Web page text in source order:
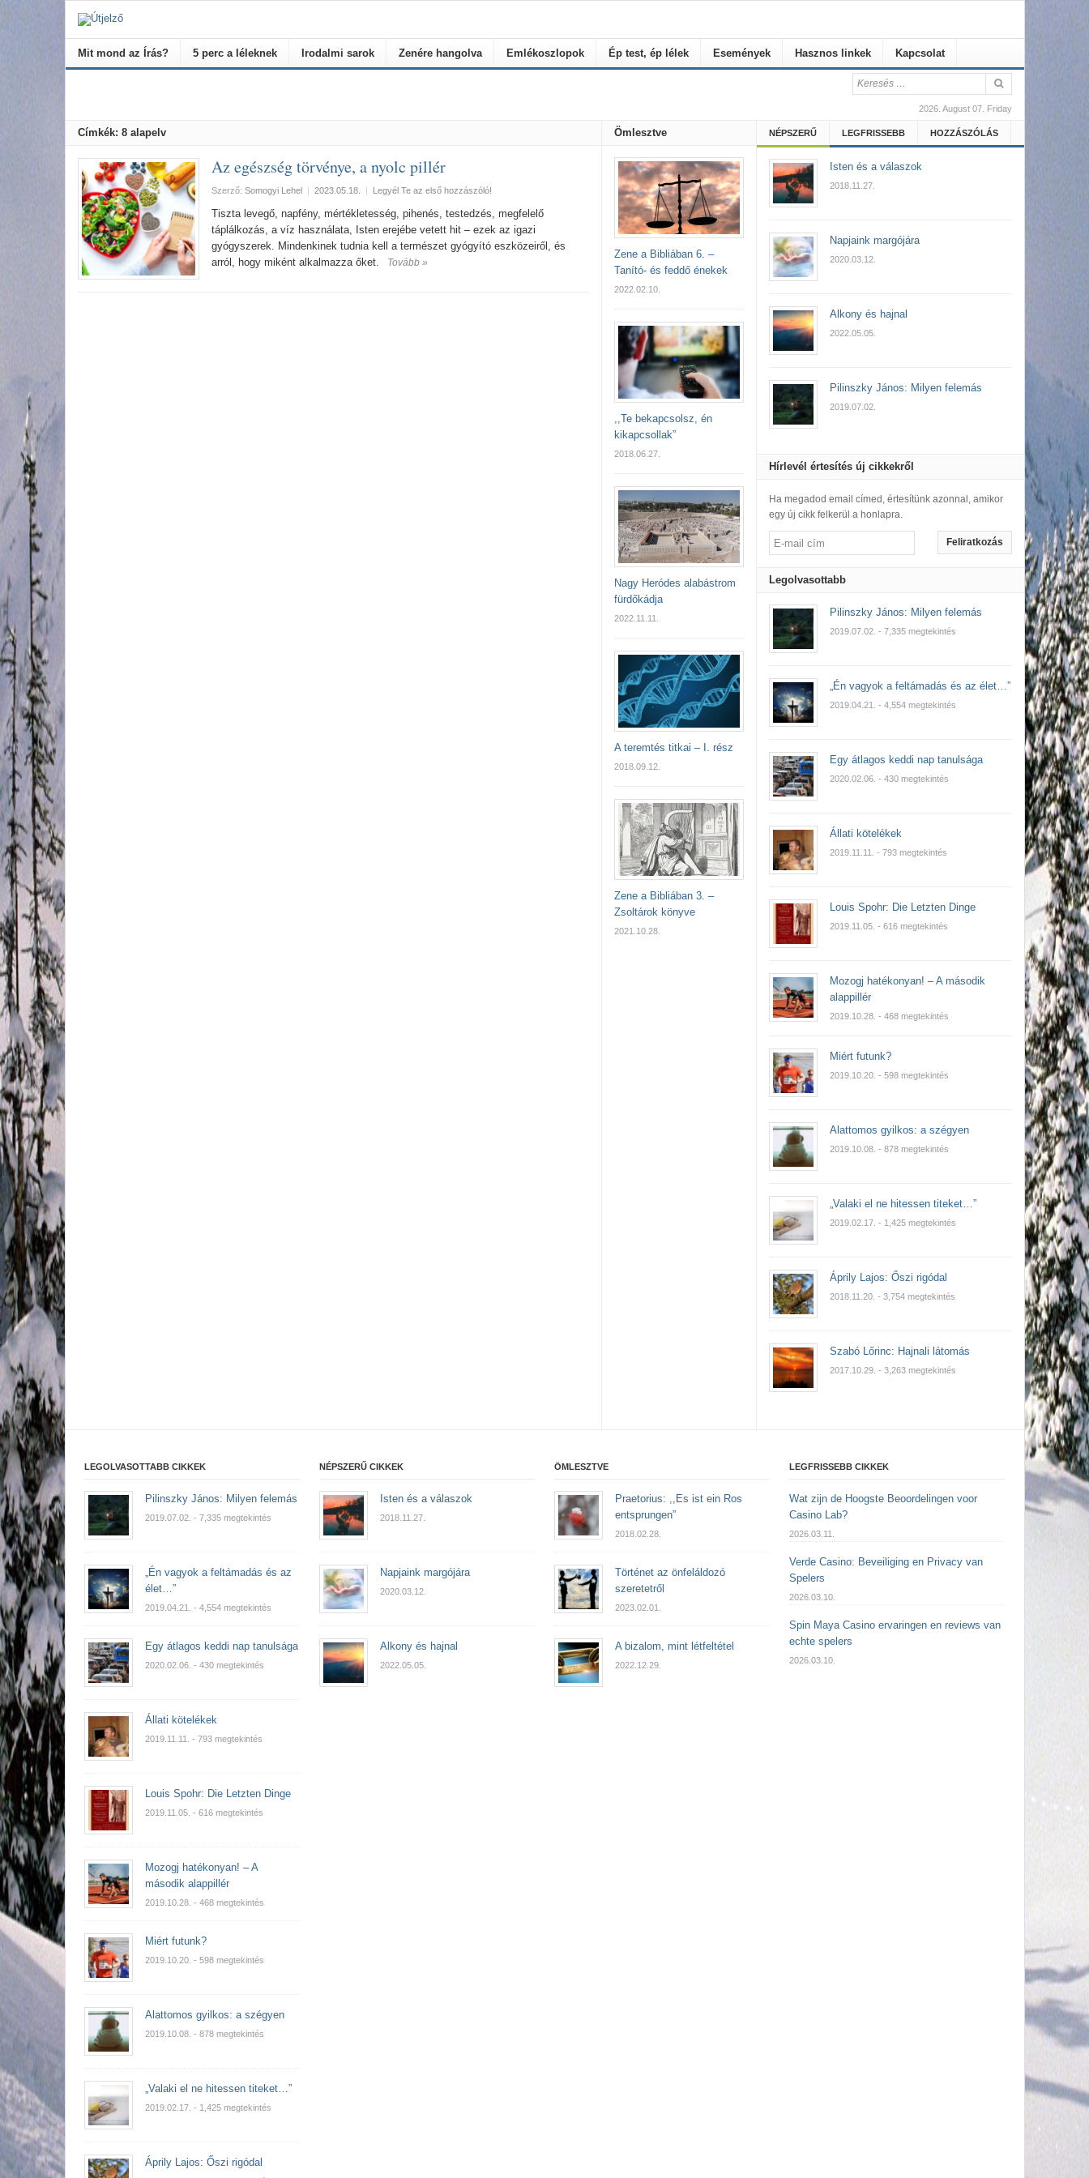
Mit mond az Írás? 5 perc a léleknek Irodalmi sarok Zenére hangolva Emlékoszlopok Ép test, ép lélek Események Hasznos linkek Kapcsolat
2026. August 07. Friday
Címkék: 8 alapelv
Az egészség törvénye, a nyolc pillér
Szerző: Somogyi Lehel | 2023.05.18. | Legyél Te az első hozzászóló!
Tiszta levegő, napfény, mértékletesség, pihenés, testedzés, megfelelő
táplálkozás, a víz használata, Isten erejébe vetett hit – ezek az igazi
gyógyszerek. Mindenkinek tudnia kell a természet gyógyító eszközeiről, és
arról, hogy miként alkalmazza őket.
Tovább »
Ömlesztve
Zene a Bibliában 6. –
Tanító- és feddő énekek
2022.02.10.
,,Te bekapcsolsz, én
kikapcsollak”
2018.06.27.
Nagy Heródes alabástrom
fürdőkádja
2022.11.11.
A teremtés titkai – I. rész
2018.09.12.
Zene a Bibliában 3. –
Zsoltárok könyve
2021.10.28.
NÉPSZERŰ LEGFRISSEBB HOZZÁSZÓLÁS
Isten és a válaszok
2018.11.27.
Napjaink margójára
2020.03.12.
Alkony és hajnal
2022.05.05.
Pilinszky János: Milyen felemás
2019.07.02.
Hírlevél értesítés új cikkekről
Ha megadod email címed, értesítünk azonnal, amikor
egy új cikk felkerül a honlapra.
Feliratkozás
Legolvasottabb
Pilinszky János: Milyen felemás
2019.07.02. - 7,335 megtekintés
„Én vagyok a feltámadás és az élet…”
2019.04.21. - 4,554 megtekintés
Egy átlagos keddi nap tanulsága
2020.02.06. - 430 megtekintés
Állati kötelékek
2019.11.11. - 793 megtekintés
Louis Spohr: Die Letzten Dinge
2019.11.05. - 616 megtekintés
Mozogj hatékonyan! – A második
alappillér
2019.10.28. - 468 megtekintés
Miért futunk?
2019.10.20. - 598 megtekintés
Alattomos gyilkos: a szégyen
2019.10.08. - 878 megtekintés
„Valaki el ne hitessen titeket…”
2019.02.17. - 1,425 megtekintés
Áprily Lajos: Őszi rigódal
2018.11.20. - 3,754 megtekintés
Szabó Lőrinc: Hajnali látomás
2017.10.29. - 3,263 megtekintés
LEGOLVASOTTABB CIKKEK
Pilinszky János: Milyen felemás
2019.07.02. - 7,335 megtekintés
„Én vagyok a feltámadás és az
élet…”
2019.04.21. - 4,554 megtekintés
Egy átlagos keddi nap tanulsága
2020.02.06. - 430 megtekintés
Állati kötelékek
2019.11.11. - 793 megtekintés
Louis Spohr: Die Letzten Dinge
2019.11.05. - 616 megtekintés
Mozogj hatékonyan! – A
második alappillér
2019.10.28. - 468 megtekintés
Miért futunk?
2019.10.20. - 598 megtekintés
Alattomos gyilkos: a szégyen
2019.10.08. - 878 megtekintés
„Valaki el ne hitessen titeket…”
2019.02.17. - 1,425 megtekintés
Áprily Lajos: Őszi rigódal
NÉPSZERŰ CIKKEK
Isten és a válaszok
2018.11.27.
Napjaink margójára
2020.03.12.
Alkony és hajnal
2022.05.05.
ÖMLESZTVE
Praetorius: ,,Es ist ein Ros
entsprungen”
2018.02.28.
Történet az önfeláldozó
szeretetről
2023.02.01.
A bizalom, mint létfeltétel
2022.12.29.
LEGFRISSEBB CIKKEK
Wat zijn de Hoogste Beoordelingen voor
Casino Lab?
2026.03.11.
Verde Casino: Beveiliging en Privacy van
Spelers
2026.03.10.
Spin Maya Casino ervaringen en reviews van
echte spelers
2026.03.10.